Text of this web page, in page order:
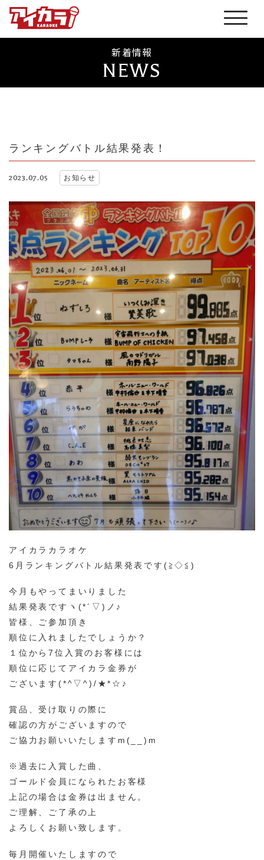
新着情報
NEWS
ランキングバトル結果発表！
2023.07.05 お知らせ
アイカラカラオケ
6月ランキングバトル結果発表です(≧◇≦)
今月もやってまいりました
結果発表ですヽ(*´▽)ノ♪
皆様、ご参加頂き
順位に入れましたでしょうか？
１位から7位入賞のお客様には
順位に応じてアイカラ金券が
ございます(*^▽^)/★*☆♪
賞品、受け取りの際に
確認の方がございますので
ご協力お願いいたしますm(__)m
※過去に入賞した曲、
ゴールド会員になられたお客様
上記の場合は金券は出ません。
ご理解、ご了承の上
よろしくお願い致します。
毎月開催いたしますので